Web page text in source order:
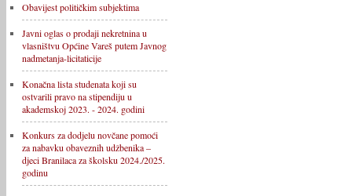
Obavijest političkim subjektima
Javni oglas o prodaji nekretnina u
vlasništvu Općine Vareš putem Javnog
nadmetanja-licitaticije
Konačna lista studenata koji su
ostvarili pravo na stipendiju u
akademskoj 2023. - 2024. godini
Konkurs za dodjelu novčane pomoći
za nabavku obaveznih udžbenika –
djeci Branilaca za školsku 2024./2025.
godinu